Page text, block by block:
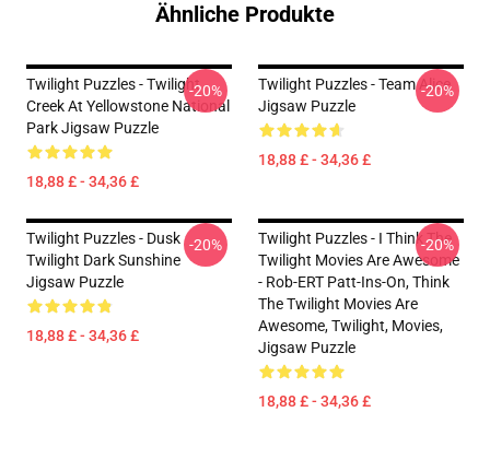
Ähnliche Produkte
Twilight Puzzles - Twilight
Creek At Yellowstone National
Park Jigsaw Puzzle
18,88 £ - 34,36 £
-20%
Twilight Puzzles - Team Alice
Jigsaw Puzzle
18,88 £ - 34,36 £
-20%
Twilight Puzzles - Dusk
Twilight Dark Sunshine
Jigsaw Puzzle
18,88 £ - 34,36 £
-20%
Twilight Puzzles - I Think The
Twilight Movies Are Awesome
- Rob-ERT Patt-Ins-On, Think
The Twilight Movies Are
Awesome, Twilight, Movies,
Jigsaw Puzzle
18,88 £ - 34,36 £
-20%